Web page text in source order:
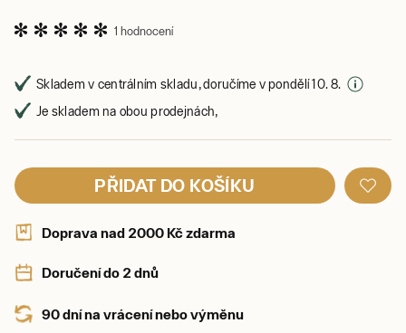
1 hodnocení
Skladem v centrálním skladu, doručíme v pondělí 10. 8.
Je skladem na obou prodejnách,
PŘIDAT DO KOŠÍKU
Doprava nad 2000 Kč zdarma
Doručení do 2 dnů
90 dní na vrácení nebo výměnu